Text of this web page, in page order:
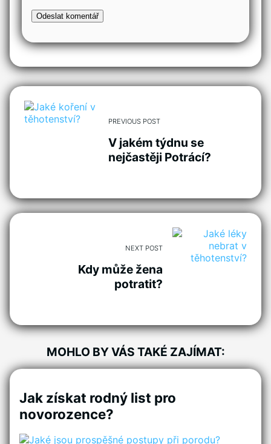
PREVIOUS POST
V jakém týdnu se
nejčastěji Potrácí?
NEXT POST
Kdy může žena
potratit?
MOHLO BY VÁS TAKÉ ZAJÍMAT:
Jak získat rodný list pro
novorozence?